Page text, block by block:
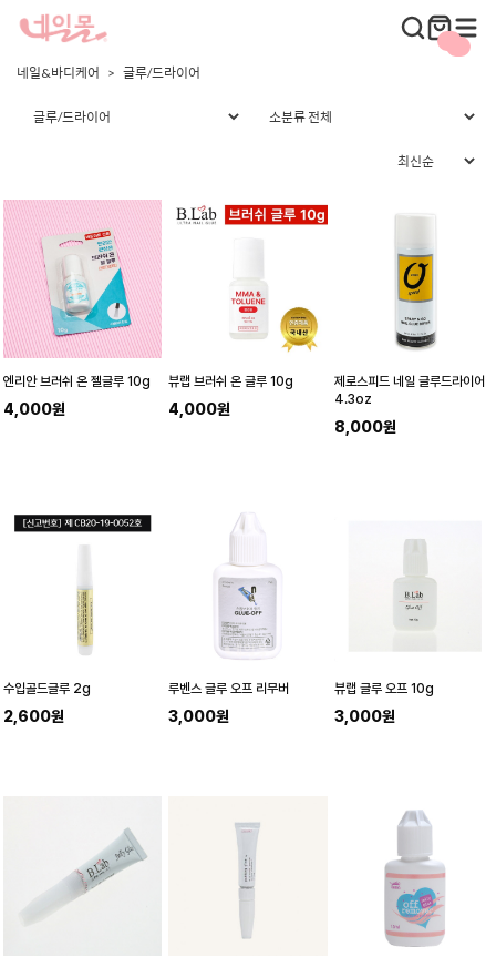
네일&바디케어 글루/드라이어
엔리안 브러쉬 온 젤글루 10g
4,000원
뷰랩 브러쉬 온 글루 10g
4,000원
제로스피드 네일 글루드라이어
4.3oz
8,000원
수입골드글루 2g
2,600원
루벤스 글루 오프 리무버
3,000원
뷰랩 글루 오프 10g
3,000원